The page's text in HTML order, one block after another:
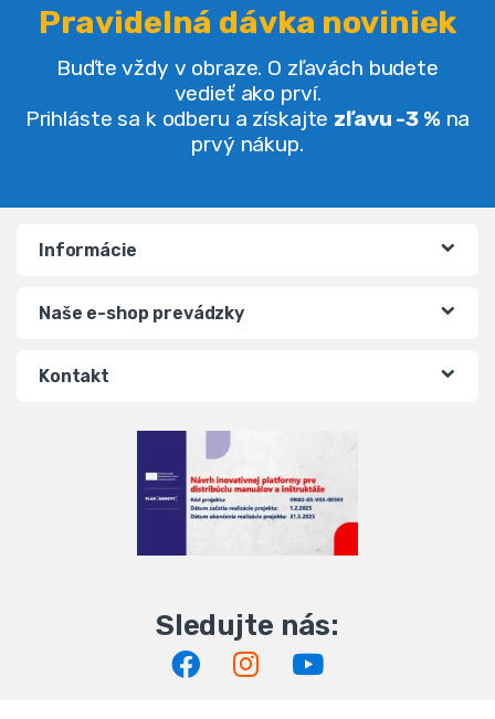
Pravidelná dávka noviniek
Buďte vždy v obraze. O zľavách budete
vedieť ako prví.
Prihláste sa k odberu a získajte zľavu -3 % na
prvý nákup.
Informácie
Naše e-shop prevádzky
Kontakt